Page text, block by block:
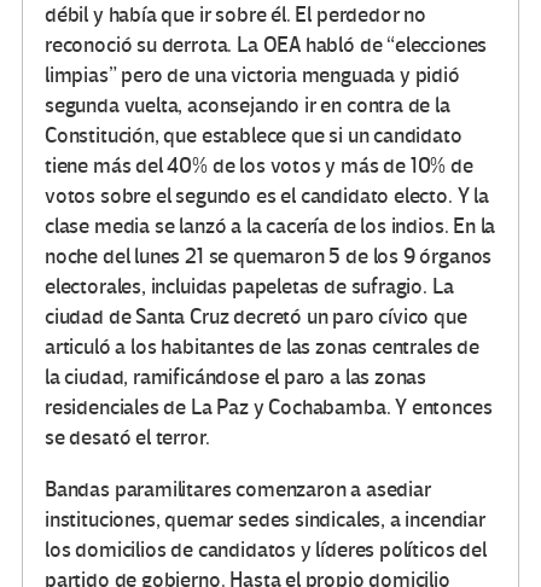
débil y había que ir sobre él. El perdedor no
reconoció su derrota. La OEA habló de “elecciones
limpias” pero de una victoria menguada y pidió
segunda vuelta, aconsejando ir en contra de la
Constitución, que establece que si un candidato
tiene más del 40% de los votos y más de 10% de
votos sobre el segundo es el candidato electo. Y la
clase media se lanzó a la cacería de los indios. En la
noche del lunes 21 se quemaron 5 de los 9 órganos
electorales, incluidas papeletas de sufragio. La
ciudad de Santa Cruz decretó un paro cívico que
articuló a los habitantes de las zonas centrales de
la ciudad, ramificándose el paro a las zonas
residenciales de La Paz y Cochabamba. Y entonces
se desató el terror.
Bandas paramilitares comenzaron a asediar
instituciones, quemar sedes sindicales, a incendiar
los domicilios de candidatos y líderes políticos del
partido de gobierno. Hasta el propio domicilio